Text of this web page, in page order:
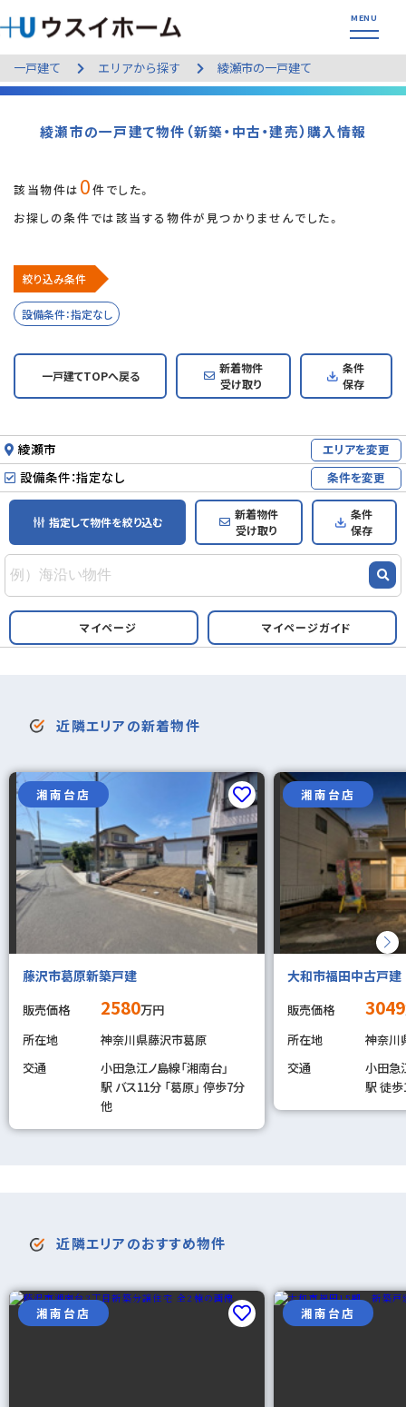
一戸建て エリアから探す 綾瀬市の一戸建て
綾瀬市の一戸建て物件（新築・中古・建売）購入情報
該当物件は 0件でした。
お探しの条件では該当する物件が見つかりませんでした。
絞り込み条件
設備条件：指定なし
一戸建てTOPへ戻る
新着物件
受け取り
条件
保存
綾瀬市 エリアを変更
設備条件：指定なし 条件を変更
指定して物件を絞り込む
新着物件
受け取り
条件
保存
マイページ マイページガイド
近隣エリアの新着物件
湘南台店
藤沢市葛原新築戸建
販売価格 2580万円
所在地
神奈川県藤沢市葛原
交通
小田急江ノ島線「湘南台」
駅 バス11分 「葛原」 停歩7分
他
湘南台店
大和市福田中古戸建
販売価格 3049
所在地
神奈川
交通
小田急
駅 徒
近隣エリアのおすすめ物件
湘南台店 湘南台店